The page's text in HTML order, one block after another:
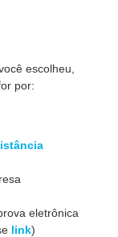
escolheu,
por:
eletrônica
link)